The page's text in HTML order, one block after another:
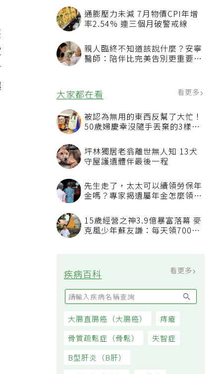
通膨壓力未減 7月物價CPI年增
率2.54% 連三個月破警戒線
親人臨終不知道該說什麼？安寧
醫師：陪伴比完美告別更重要，
大家都在看
被認為無用的東西反幫了大忙！
50歲婦慶幸沒隨手丟棄的3樣物
坪林獨居老翁離世無人知 13犬
守屋護遺體伴最後一程
先生走了，太太可以續領勞保年
看順位還要看資格
15歲經營之神3.9億暴富落幕 麥
疾病百科